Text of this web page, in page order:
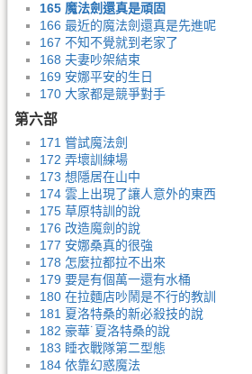
165 魔法劍還真是頑固
166 最近的魔法劍還真是先進呢
167 不知不覺就到老家了
168 夫妻吵架結束
169 安娜平安的生日
170 大家都是競爭對手
第六部
171 嘗試魔法劍
172 弄壞訓練場
173 想隱居在山中
174 雲上出現了讓人意外的東西
175 草原特訓的說
176 改造魔劍的說
177 安娜桑真的很強
178 怎麼拉都拉不出來
179 要是有個萬一還有水桶
180 在拉麵店吵鬧是不行的教訓
181 夏洛特桑的新必殺技的說
182 豪華˙夏洛特桑的說
183 睡衣戰隊第二型態
184 依靠幻惑魔法